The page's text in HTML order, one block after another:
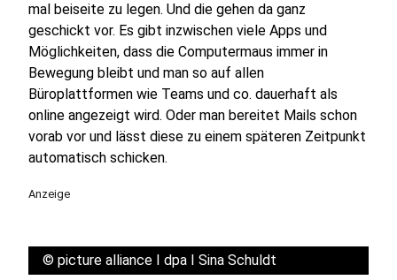
mal beiseite zu legen. Und die gehen da ganz
geschickt vor. Es gibt inzwischen viele Apps und
Möglichkeiten, dass die Computermaus immer in
Bewegung bleibt und man so auf allen
Büroplattformen wie Teams und co. dauerhaft als
online angezeigt wird. Oder man bereitet Mails schon
vorab vor und lässt diese zu einem späteren Zeitpunkt
automatisch schicken.
Anzeige
© picture alliance I dpa I Sina Schuldt